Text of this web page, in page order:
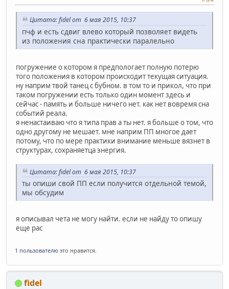
Цитата: fidel от 6 мая 2015, 10:37
пчф и есть сдвиг влево который позволяет видеть
из положения сна практически паралельно
погружение о котором я предпологает полную потерю
того положения в котором происходит текущая ситуация.
ну наприм твой танец с бубном. в том то и прикол, что при
таком погружении есть только один момент здесь и
сейчас - память и больше ничего нет. как нет вовремя сна
событий реала.
я ненастаиваю что я типа прав а ты нет. я больше о том, что
одно другому не мешает. мне наприм ПП многое дает
потому, что по мере практики внимание меньше вязнет в
структурах, сохраняетца энергия.
Цитата: fidel от 6 мая 2015, 10:37
ты опиши свой ПП если получится отдельной темой,
мы обсудим
я описывал чета не могу найти. если не найду то опишу
еще рас
1 пользователю это нравится.
fidel